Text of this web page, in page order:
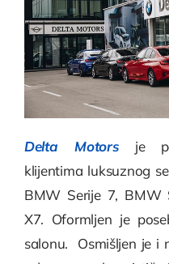
Delta Motors je
klijentima luksuznog
BMW Serije 7,
X7. Oformljen je
salonu. Osmišljen je i